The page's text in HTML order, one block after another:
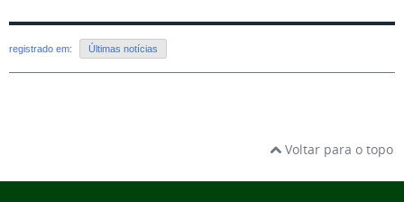
registrado em: Últimas notícias
Voltar para o topo